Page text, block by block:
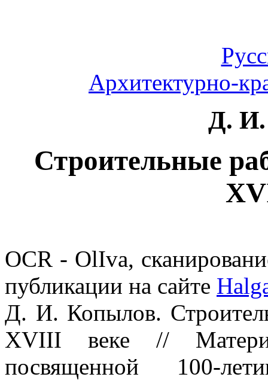
Архитектурно-
Д.
Строительные
OCR - OlIva,
публикации на сайте
Д. И. Копылов.
XVIII веке //
посвященной 100-